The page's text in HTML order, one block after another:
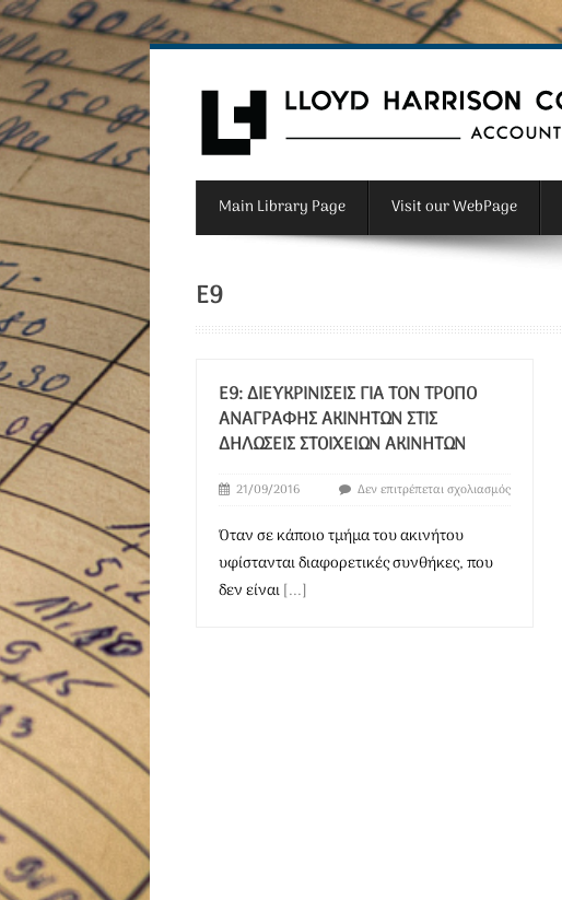
Main Library Page Visit our WebPage
Ε9
E9: ΔΙΕΥΚΡΙΝΊΣΕΙΣ ΓΙΑ ΤΟΝ ΤΡΌΠΟ
ΑΝΑΓΡΑΦΉΣ ΑΚΊΝΗΤΩΝ ΣΤΙΣ
ΔΗΛΏΣΕΙΣ ΣΤΟΙΧΕΊΩΝ ΑΚΊΝΗΤΩΝ
21/09/2016 Δεν επιτρέπεται σχολιασμός
Όταν σε κάποιο τμήμα του ακινήτου
υφίστανται διαφορετικές συνθήκες, που
δεν είναι[...]